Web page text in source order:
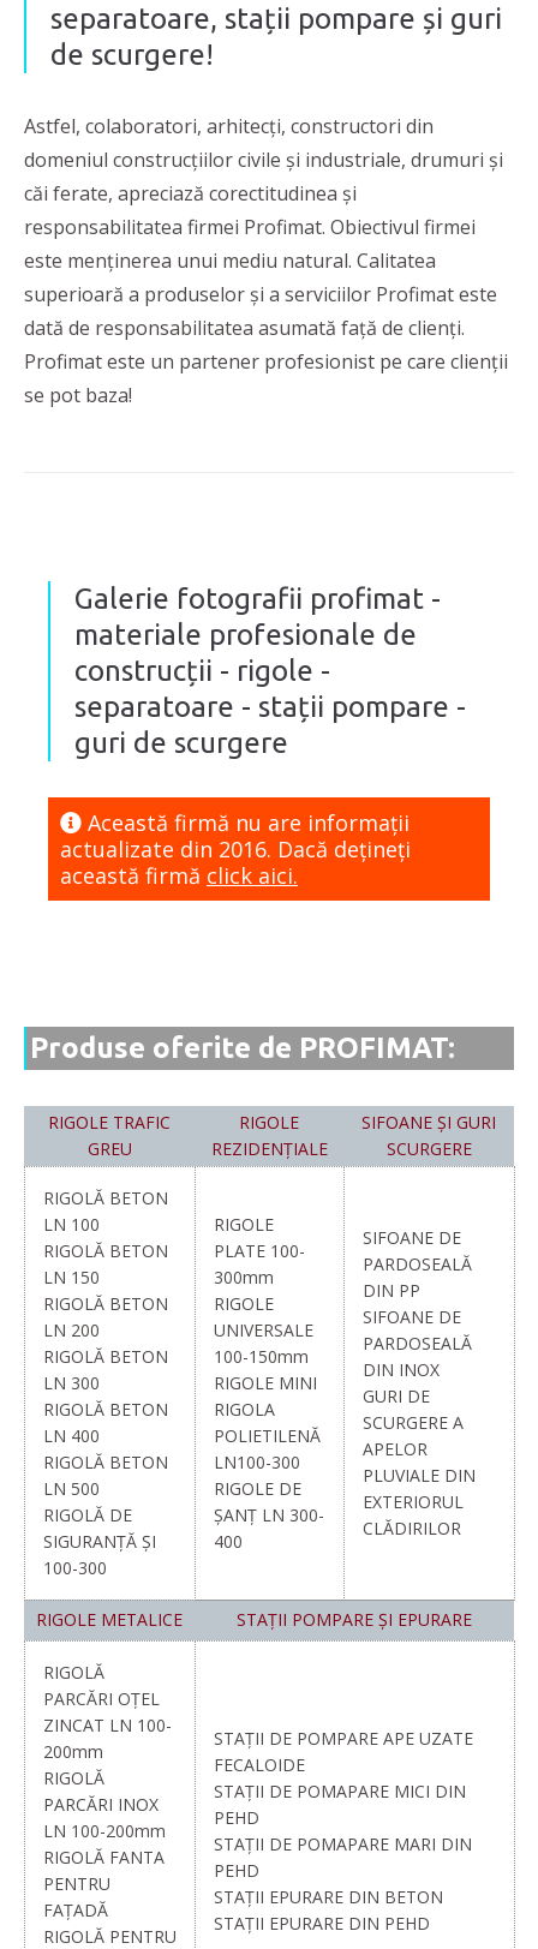
separatoare, stații pompare și guri
de scurgere!
Astfel, colaboratori, arhitecți, constructori din
domeniul construcțiilor civile și industriale, drumuri și
căi ferate, apreciază corectitudinea și
responsabilitatea firmei Profimat. Obiectivul firmei
este menținerea unui mediu natural. Calitatea
superioară a produselor și a serviciilor Profimat este
dată de responsabilitatea asumată față de clienți.
Profimat este un partener profesionist pe care clienții
se pot baza!
Galerie fotografii profimat -
materiale profesionale de
construcții - rigole -
separatoare - stații pompare -
guri de scurgere
Această firmă nu are informaţii
actualizate din 2016. Dacă dețineți
această firmă click aici.
Produse oferite de PROFIMAT:
RIGOLE TRAFIC
GREU
RIGOLE
REZIDENȚIALE
SIFOANE ȘI GURI
SCURGERE
RIGOLĂ BETON
LN 100
RIGOLĂ BETON
LN 150
RIGOLĂ BETON
LN 200
RIGOLĂ BETON
LN 300
RIGOLĂ BETON
LN 400
RIGOLĂ BETON
LN 500
RIGOLĂ DE
SIGURANȚĂ ȘI
100-300
RIGOLE
PLATE 100-
300mm
RIGOLE
UNIVERSALE
100-150mm
RIGOLE MINI
RIGOLA
POLIETILENĂ
LN100-300
RIGOLE DE
ȘANȚ LN 300-
400
SIFOANE DE
PARDOSEALĂ
DIN PP
SIFOANE DE
PARDOSEALĂ
DIN INOX
GURI DE
SCURGERE A
APELOR
PLUVIALE DIN
EXTERIORUL
CLĂDIRILOR
RIGOLE METALICE STAȚII POMPARE ȘI EPURARE
RIGOLĂ
PARCĂRI OȚEL
ZINCAT LN 100-
200mm
RIGOLĂ
PARCĂRI INOX
LN 100-200mm
RIGOLĂ FANTA
PENTRU
FAȚADĂ
RIGOLĂ PENTRU
STAȚII DE POMPARE APE UZATE
FECALOIDE
STAȚII DE POMAPARE MICI DIN
PEHD
STAȚII DE POMAPARE MARI DIN
PEHD
STAȚII EPURARE DIN BETON
STAȚII EPURARE DIN PEHD